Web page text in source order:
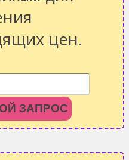
цен.
ЗАПРОС